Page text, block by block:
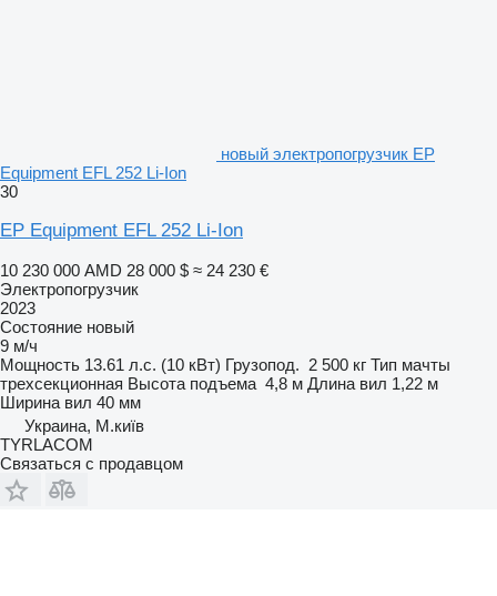
новый электропогрузчик EP
Equipment EFL 252 Li-Ion
30
EP Equipment EFL 252 Li-Ion
10 230 000 AMD 28 000 $ ≈ 24 230 €
Электропогрузчик
2023
Состояние новый
9 м/ч
Мощность 13.61 л.с. (10 кВт) Грузопод. 2 500 кг Тип мачты
трехсекционная Высота подъема 4,8 м Длина вил 1,22 м
Ширина вил 40 мм
Украина, М.київ
TYRLACOM
Связаться с продавцом